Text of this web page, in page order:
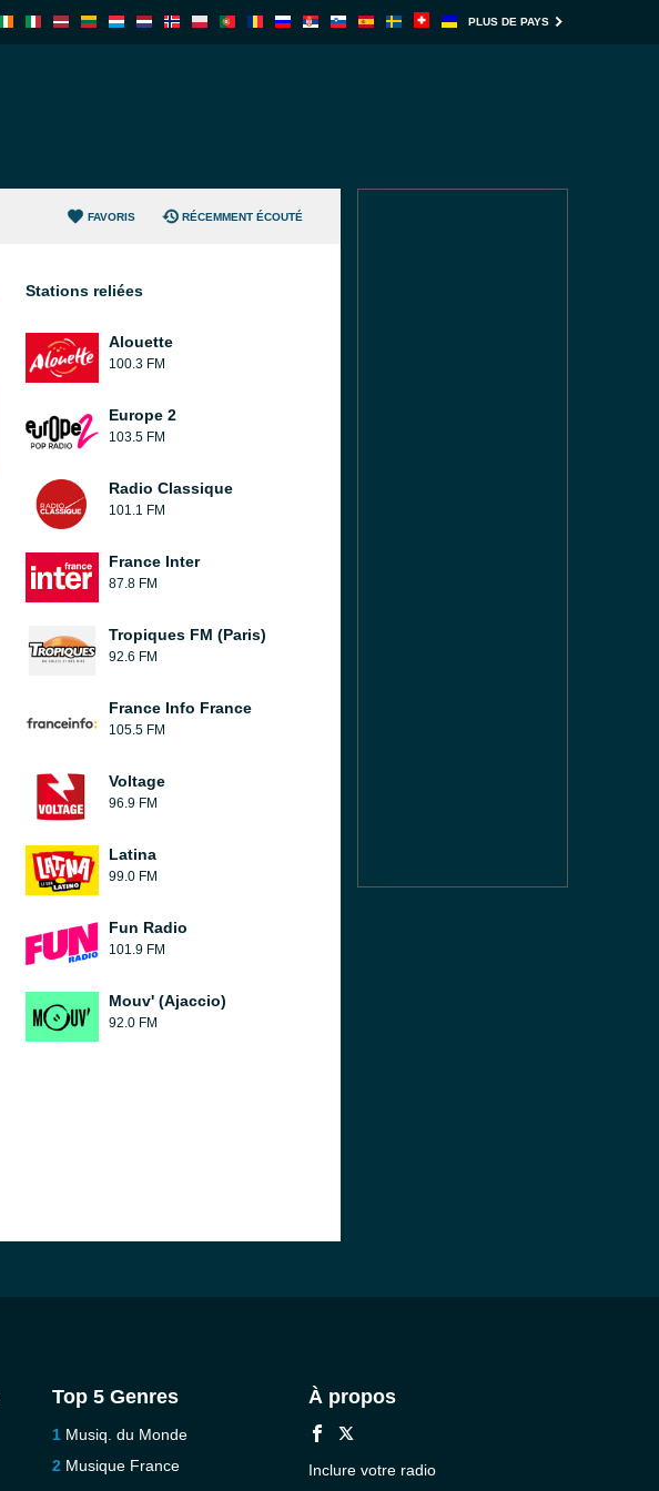
PLUS DE PAYS
FAVORIS RÉCEMMENT ÉCOUTÉ
Stations reliées
Alouette
100.3 FM
Europe 2
103.5 FM
Radio Classique
101.1 FM
France Inter
87.8 FM
Tropiques FM (Paris)
92.6 FM
France Info France
105.5 FM
Voltage
96.9 FM
Latina
99.0 FM
Fun Radio
101.9 FM
Mouv' (Ajaccio)
92.0 FM
Top 5 Genres
Musiq. du Monde
Musique France
À propos
Inclure votre radio